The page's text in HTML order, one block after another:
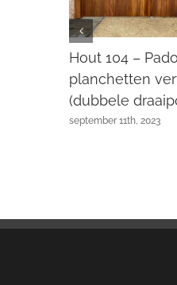
Hout 104 –
planchetten
(dubbele
september 11th, 2023